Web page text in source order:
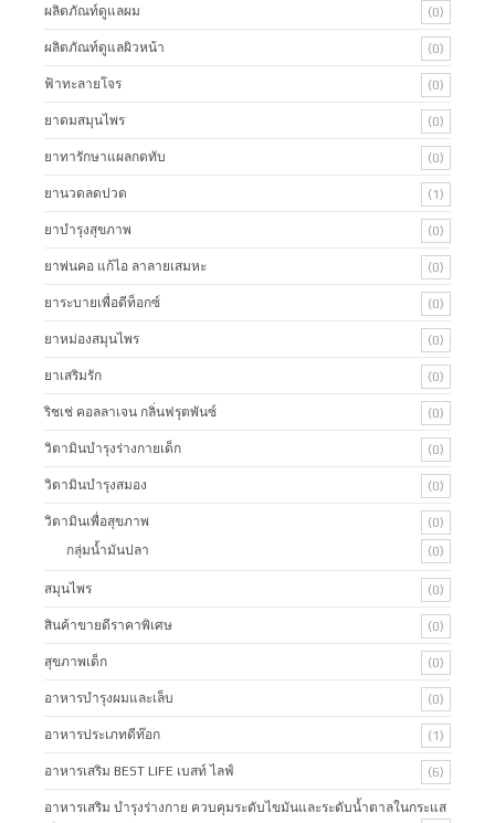
ผลิตภัณท์ดูแลผม (0)
ผลิตภัณท์ดูแลผิวหน้า (0)
ฟ้าทะลายโจร (0)
ยาดมสมุนไพร (0)
ยาทารักษาแผลกดทับ (0)
ยานวดลดปวด (1)
ยาบำรุงสุขภาพ (0)
ยาพ่นคอ แก้ไอ ลาลายเสมหะ (0)
ยาระบายเพื่อดีท็อกซ์ (0)
ยาหม่องสมุนไพร (0)
ยาเสริมรัก (0)
ริชเช่ คอลลาเจน กลิ่นฟรุตพันซ์ (0)
วิตามินบำรุงร่างกายเด็ก (0)
วิตามินบำรุงสมอง (0)
วิตามินเพื่อสุขภาพ
(0)
กลุ่มน้ำมันปลา
(0)
สมุนไพร (0)
สินค้าขายดีราคาพิเศษ (0)
สุขภาพเด็ก (0)
อาหารบำรุงผมและเล็บ (0)
อาหารประเภทดีท๊อก (1)
อาหารเสริม BEST LIFE เบสท์ ไลฟ์ (6)
อาหารเสริม บำรุงร่างกาย ควบคุมระดับไขมันและระดับน้ำตาลในกระแส